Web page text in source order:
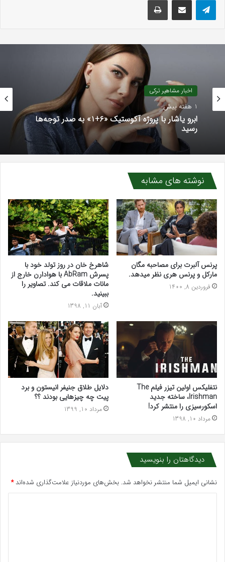
اخبار مشاهیر ترکی
1 هفته پیش
ابرو یاشار با پروژه آکوستیک «۶+۱» به صدر توجه‌ها
رسید
نوشته های مشابه
پرنس آلبرت برای مصاحبه مگان
مارکل و پرنس هری نظر میدهد.
فروردین 8, 1400
شاهرخ خان در روز تولد خود با
پسرش AbRam با هوادارن خارج از
مانات ملاقات می کند. تصاویر را
ببینید.
آبان 11, 1398
نتفلیکس اولین تیزر فیلم The
Irishman، ساخته جدید
اسکورسیزی را منتشر کرد!
مرداد 10, 1398
دلایل طلاق جنیفر انیستون و برد
پیت چه چیزهایی بودند ؟؟
مرداد 10, 1399
دیدگاهتان را بنویسید
نشانی ایمیل شما منتشر نخواهد شد. بخش‌های موردنیاز علامت‌گذاری شده‌اند*